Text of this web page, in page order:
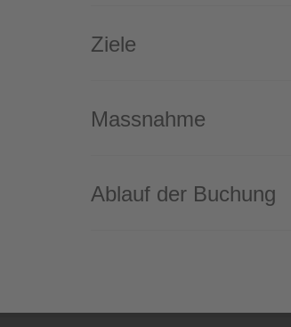
Ziele
Massnahme
Ablauf der Buchung